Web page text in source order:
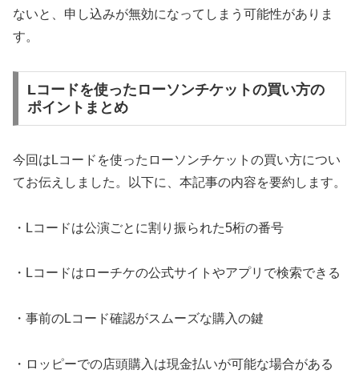
ないと、申し込みが無効になってしまう可能性がありま
す。
Lコードを使ったローソンチケットの買い方の
ポイントまとめ
今回はLコードを使ったローソンチケットの買い方につい
てお伝えしました。以下に、本記事の内容を要約します。
・Lコードは公演ごとに割り振られた5桁の番号
・Lコードはローチケの公式サイトやアプリで検索できる
・事前のLコード確認がスムーズな購入の鍵
・ロッピーでの店頭購入は現金払いが可能な場合がある